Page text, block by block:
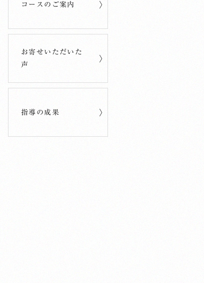
コースのご案内
お寄せいただいた
声
指導の成果